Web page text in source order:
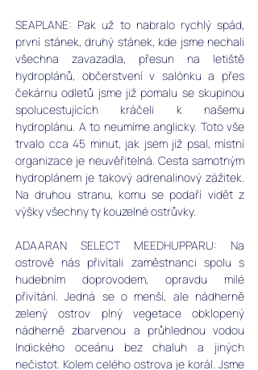
SEAPLANE: Pak už to nabralo rychlý spád,
první stánek, druhý stánek, kde jsme nechali
všechna zavazadla, přesun na letiště
hydroplánů, občerstvení v salónku a přes
čekárnu odletů jsme již pomalu se skupinou
spolucestujících kráčeli k našemu
hydroplánu. A to neumíme anglicky. Toto vše
trvalo cca 45 minut, jak jsem již psal, místní
organizace je neuvěřitelná. Cesta samotným
hydroplánem je takový adrenalinový zážitek.
Na druhou stranu, komu se podaří vidět z
výšky všechny ty kouzelné ostrůvky.
ADAARAN SELECT MEEDHUPPARU: Na
ostrově nás přivítali zaměstnanci spolu s
hudebním doprovodem, opravdu milé
přivítání. Jedná se o menší, ale nádherně
zelený ostrov plný vegetace obklopený
nádherně zbarvenou a průhlednou vodou
Indického oceánu bez chaluh a jiných
nečistot. Kolem celého ostrova je korál. Jsme